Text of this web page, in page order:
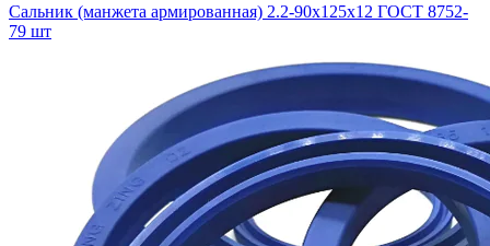
Сальник (манжета армированная) 2.2-90х125х12 ГОСТ 8752-
79 шт